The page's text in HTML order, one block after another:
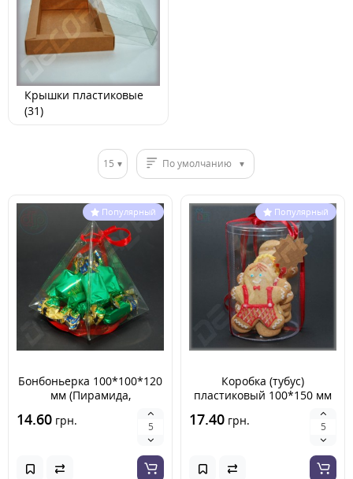
Крышки пластиковые
(31)
15 По умолчанию
Популярный
Бонбоньерка 100*100*120
мм (Пирамида,
14.60 грн.
Популярный
Коробка (тубус)
пластиковый 100*150 мм
17.40 грн.